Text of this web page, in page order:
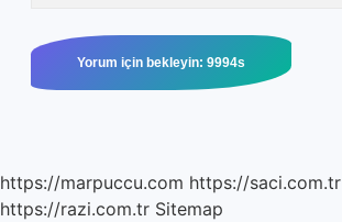
https://marpuccu.com https://saci.com.tr
https://razi.com.tr Sitemap